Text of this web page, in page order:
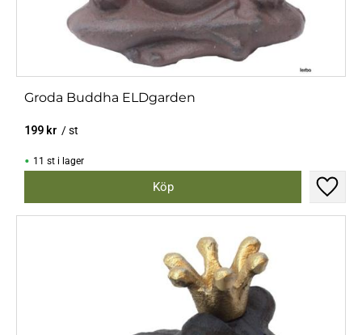
Groda Buddha ELDgarden
199 kr /st
Lägg
11 st i lager